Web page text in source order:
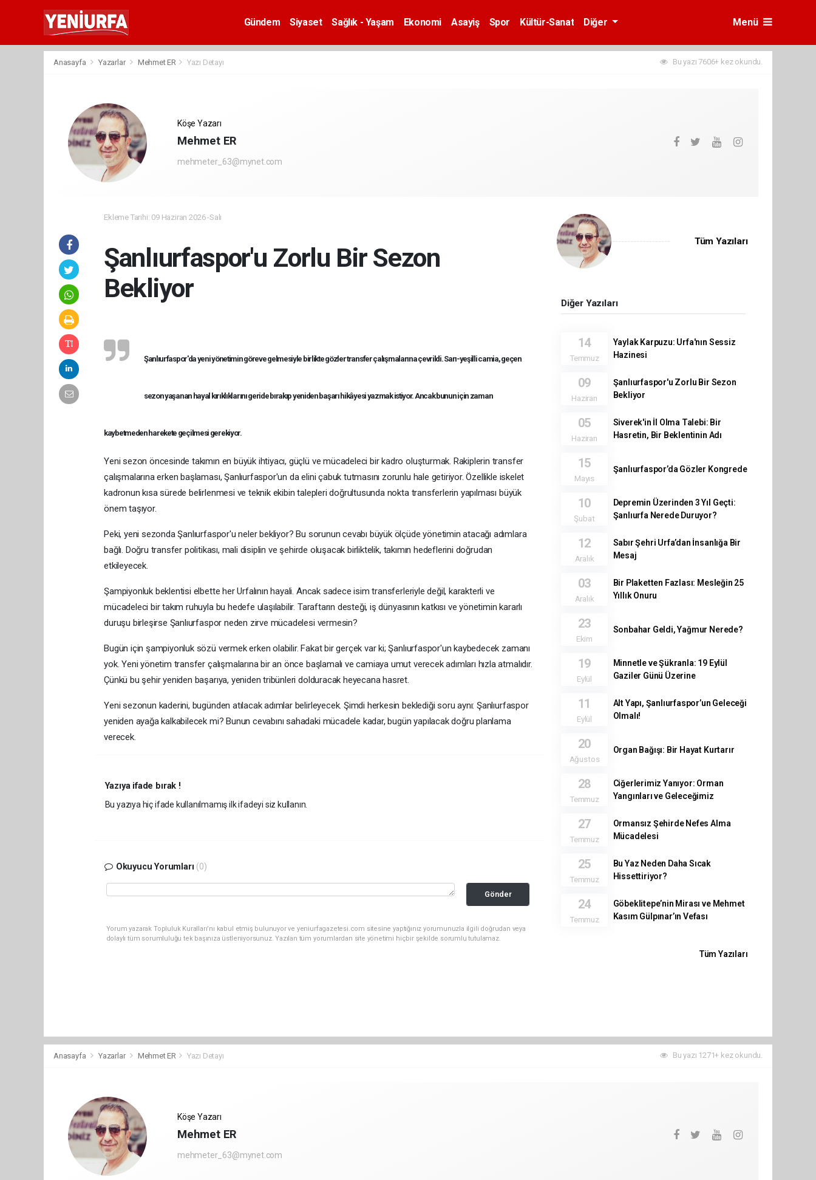
Gündem Siyaset Sağlık - Yaşam Ekonomi Asayiş Spor Kültür-Sanat Diğer Menü
Anasayfa Yazarlar Mehmet ER Yazı Detayı Bu yazı 7606+ kez okundu.
Köşe Yazarı
Mehmet ER
mehmeter_63@mynet.com
Ekleme Tarihi: 09 Haziran 2026 -Salı
Şanlıurfaspor'u Zorlu Bir Sezon
Bekliyor
Şanlıurfaspor'da yeni yönetimin göreve gelmesiyle birlikte gözler transfer çalışmalarına çevrildi. Sarı-yeşilli camia, geçen
sezon yaşanan hayal kırıklıklarını geride bırakıp yeniden başarı hikâyesi yazmak istiyor. Ancak bunun için zaman
kaybetmeden harekete geçilmesi gerekiyor.
Yeni sezon öncesinde takımın en büyük ihtiyacı, güçlü ve mücadeleci bir kadro oluşturmak. Rakiplerin transfer
çalışmalarına erken başlaması, Şanlıurfaspor'un da elini çabuk tutmasını zorunlu hale getiriyor. Özellikle iskelet
kadronun kısa sürede belirlenmesi ve teknik ekibin talepleri doğrultusunda nokta transferlerin yapılması büyük
önem taşıyor.
Peki, yeni sezonda Şanlıurfaspor'u neler bekliyor? Bu sorunun cevabı büyük ölçüde yönetimin atacağı adımlara
bağlı. Doğru transfer politikası, mali disiplin ve şehirde oluşacak birliktelik, takımın hedeflerini doğrudan
etkileyecek.
Şampiyonluk beklentisi elbette her Urfalının hayali. Ancak sadece isim transferleriyle değil, karakterli ve
mücadeleci bir takım ruhuyla bu hedefe ulaşılabilir. Taraftarın desteği, iş dünyasının katkısı ve yönetimin kararlı
duruşu birleşirse Şanlıurfaspor neden zirve mücadelesi vermesin?
Bugün için şampiyonluk sözü vermek erken olabilir. Fakat bir gerçek var ki; Şanlıurfaspor'un kaybedecek zamanı
yok. Yeni yönetim transfer çalışmalarına bir an önce başlamalı ve camiaya umut verecek adımları hızla atmalıdır.
Çünkü bu şehir yeniden başarıya, yeniden tribünleri dolduracak heyecana hasret.
Yeni sezonun kaderini, bugünden atılacak adımlar belirleyecek. Şimdi herkesin beklediği soru aynı: Şanlıurfaspor
yeniden ayağa kalkabilecek mi? Bunun cevabını sahadaki mücadele kadar, bugün yapılacak doğru planlama
verecek.
Yazıya ifade bırak !
Bu yazıya hiç ifade kullanılmamış ilk ifadeyi siz kullanın.
Okuyucu Yorumları (0)
Gönder
Yorum yazarak Topluluk Kuralları’nı kabul etmiş bulunuyor ve yeniurfagazetesi.com sitesine yaptığınız yorumunuzla ilgili doğrudan veya
dolaylı tüm sorumluluğu tek başınıza üstleniyorsunuz. Yazılan tüm yorumlardan site yönetimi hiçbir şekilde sorumlu tutulamaz.
Tüm Yazıları
Diğer Yazıları
14
Temmuz
Yaylak Karpuzu: Urfa'nın Sessiz
Hazinesi
09
Haziran
Şanlıurfaspor'u Zorlu Bir Sezon
Bekliyor
05
Haziran
Siverek'in İl Olma Talebi: Bir
Hasretin, Bir Beklentinin Adı
15
Mayıs
Şanlıurfaspor’da Gözler Kongrede
10
Şubat
Depremin Üzerinden 3 Yıl Geçti:
Şanlıurfa Nerede Duruyor?
12
Aralık
Sabır Şehri Urfa’dan İnsanlığa Bir
Mesaj
03
Aralık
Bir Plaketten Fazlası: Mesleğin 25
Yıllık Onuru
23
Ekim
Sonbahar Geldi, Yağmur Nerede?
19
Eylül
Minnetle ve Şükranla: 19 Eylül
Gaziler Günü Üzerine
11
Eylül
Alt Yapı, Şanlıurfaspor’un Geleceği
Olmalı!
20
Ağustos
Organ Bağışı: Bir Hayat Kurtarır
28
Temmuz
Ciğerlerimiz Yanıyor: Orman
Yangınları ve Geleceğimiz
27
Temmuz
Ormansız Şehirde Nefes Alma
Mücadelesi
25
Temmuz
Bu Yaz Neden Daha Sıcak
Hissettiriyor?
24
Temmuz
Göbeklitepe’nin Mirası ve Mehmet
Kasım Gülpınar’ın Vefası
Tüm Yazıları
Anasayfa Yazarlar Mehmet ER Yazı Detayı Bu yazı 1271+ kez okundu.
Köşe Yazarı
Mehmet ER
mehmeter_63@mynet.com